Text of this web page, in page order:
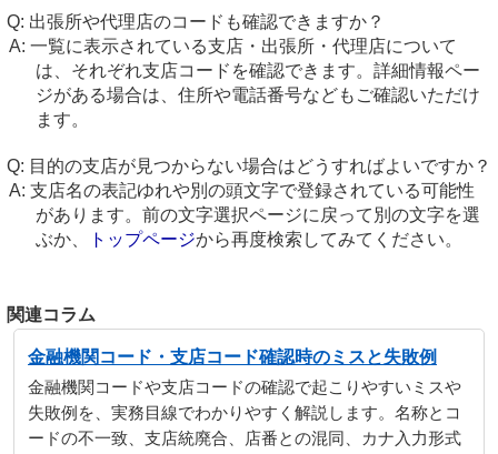
出張所や代理店のコードも確認できますか？
一覧に表示されている支店・出張所・代理店について
は、それぞれ支店コードを確認できます。詳細情報ペー
ジがある場合は、住所や電話番号などもご確認いただけ
ます。
目的の支店が見つからない場合はどうすればよいですか？
支店名の表記ゆれや別の頭文字で登録されている可能性
があります。前の文字選択ページに戻って別の文字を選
ぶか、
トップページから再度検索してみてください。
関連コラム
金融機関コード・支店コード確認時のミスと失敗例
金融機関コードや支店コードの確認で起こりやすいミスや
失敗例を、実務目線でわかりやすく解説します。名称とコ
ードの不一致、支店統廃合、店番との混同、カナ入力形式